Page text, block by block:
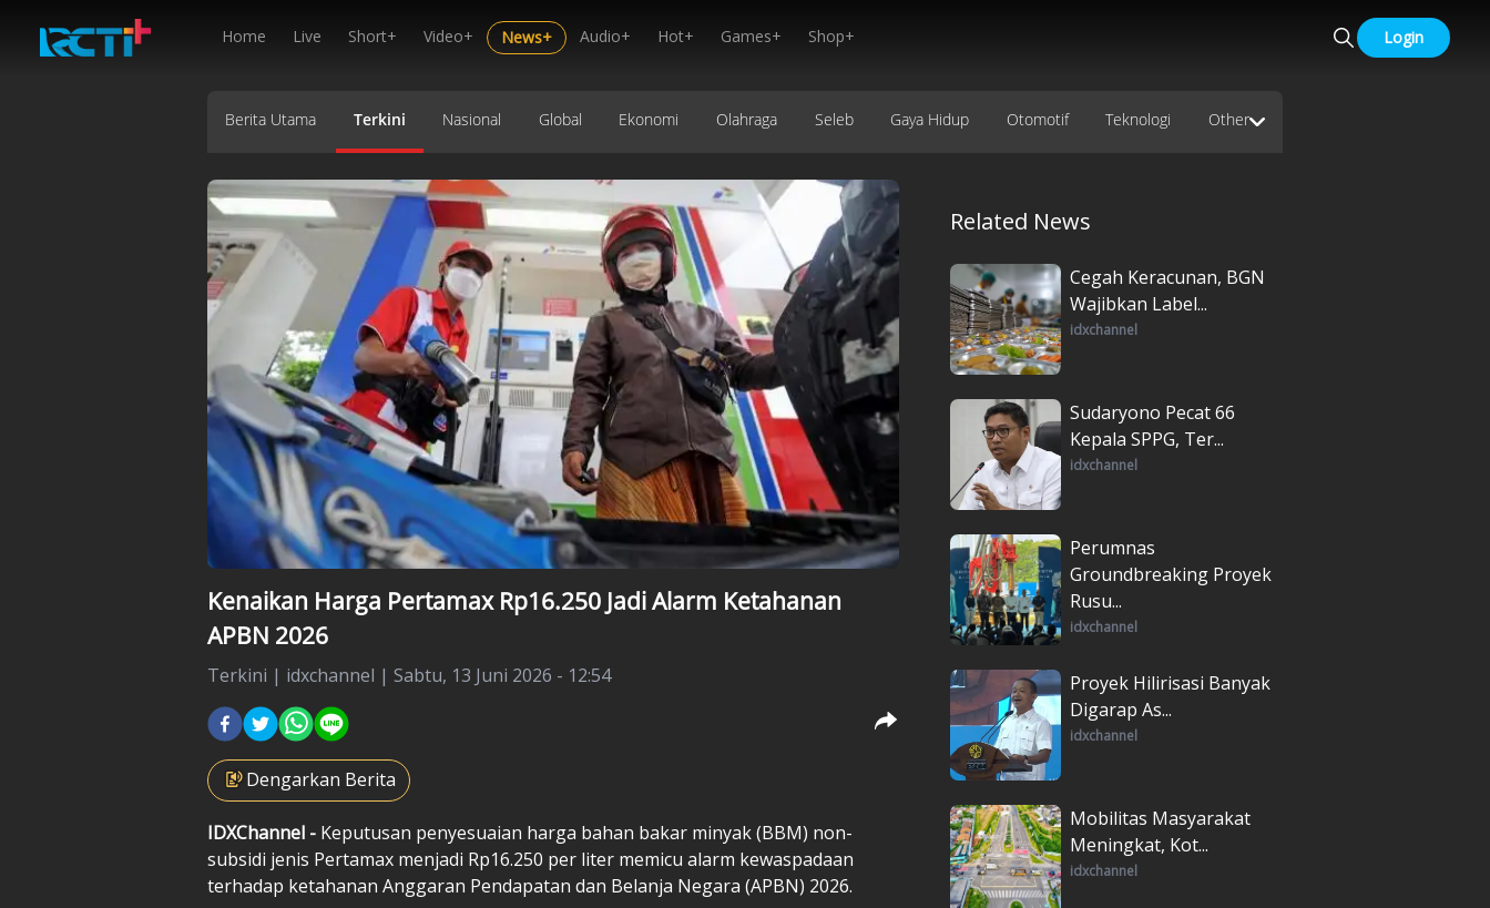
Home Live Short+ Video+ News+ Audio+ Hot+ Games+ Shop+ Login
Berita Utama Terkini Nasional Global Ekonomi Olahraga Seleb Gaya Hidup Otomotif Teknologi Other
Kenaikan Harga Pertamax Rp16.250 Jadi Alarm Ketahanan
APBN 2026
Terkini | idxchannel | Sabtu, 13 Juni 2026 - 12:54
Dengarkan Berita
IDXChannel - Keputusan penyesuaian harga bahan bakar minyak (BBM) non-
subsidi jenis Pertamax menjadi Rp16.250 per liter memicu alarm kewaspadaan
terhadap ketahanan Anggaran Pendapatan dan Belanja Negara (APBN) 2026.
Related News
Cegah Keracunan, BGN
Wajibkan Label...
idxchannel
Sudaryono Pecat 66
Kepala SPPG, Ter...
idxchannel
Perumnas
Groundbreaking Proyek
Rusu...
idxchannel
Proyek Hilirisasi Banyak
Digarap As...
idxchannel
Mobilitas Masyarakat
Meningkat, Kot...
idxchannel